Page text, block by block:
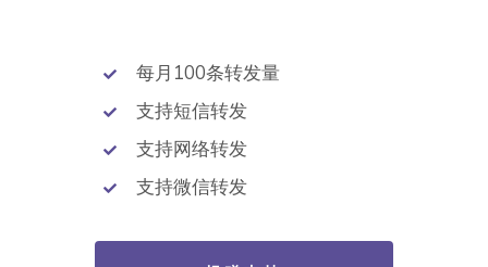
每月100条转发量
支持短信转发
支持网络转发
支持微信转发